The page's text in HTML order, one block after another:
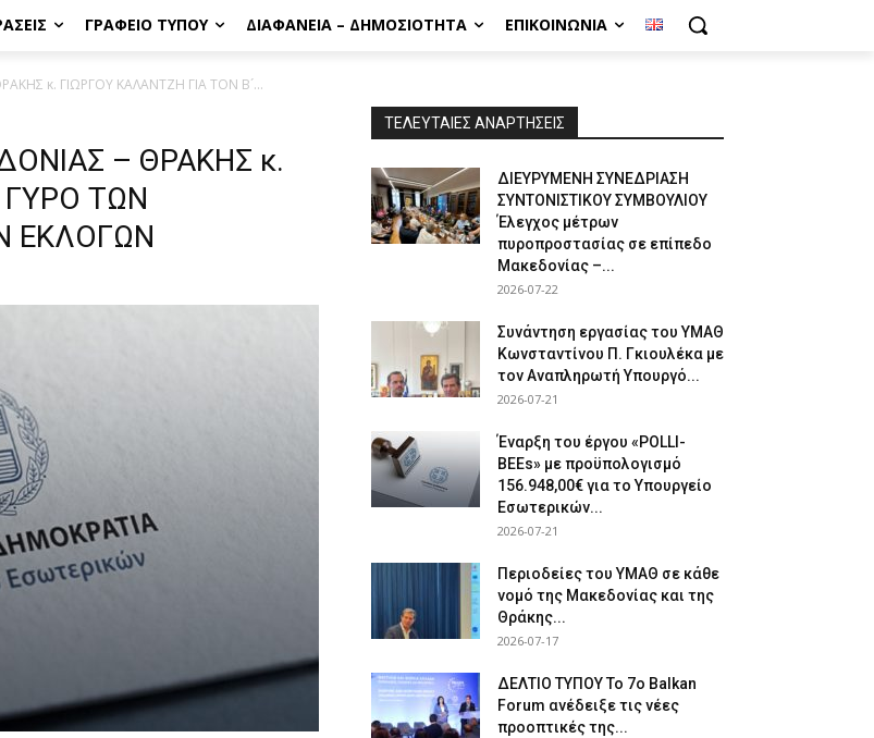
ΓΡΑΦΕΊΟ ΤΎΠΟΥ ΔΙΑΦΆΝΕΙΑ – ΔΗΜΟΣΙΌΤΗΤΑ ΕΠΙΚΟΙΝΩΝΊΑ
κ. ΓΙΩΡΓΟΥ ΚΑΛΑΝΤΖΗ ΓΙΑ ΤΟΝ Β´...
– ΘΡΑΚΗΣ κ.
ΓΥΡΟ ΤΩΝ
ΕΚΛΟΓΩΝ
ΤΕΛΕΥΤΑΙΕΣ ΑΝΑΡΤΗΣΕΙΣ
ΔΙΕΥΡΥΜΕΝΗ ΣΥΝΕΔΡΙΑΣΗ
ΣΥΝΤΟΝΙΣΤΙΚΟΥ ΣΥΜΒΟΥΛΙΟΥ
Έλεγχος μέτρων
πυροπροστασίας σε επίπεδο
Μακεδονίας –...
2026-07-22
Συνάντηση εργασίας του ΥΜΑΘ
Κωνσταντίνου Π. Γκιουλέκα με
τον Αναπληρωτή Υπουργό...
2026-07-21
Έναρξη του έργου «POLLI-
BEEs» με προϋπολογισμό
156.948,00€ για το Υπουργείο
Εσωτερικών...
2026-07-21
Περιοδείες του ΥΜΑΘ σε κάθε
νομό της Μακεδονίας και της
Θράκης...
2026-07-17
ΔΕΛΤΙΟ ΤΥΠΟΥ Το 7ο Balkan
Forum ανέδειξε τις νέες
προοπτικές της...